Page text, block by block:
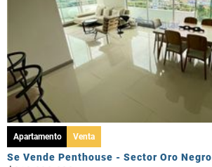
Apartamento Venta
Se Vende Penthouse - Sector Oro Negro